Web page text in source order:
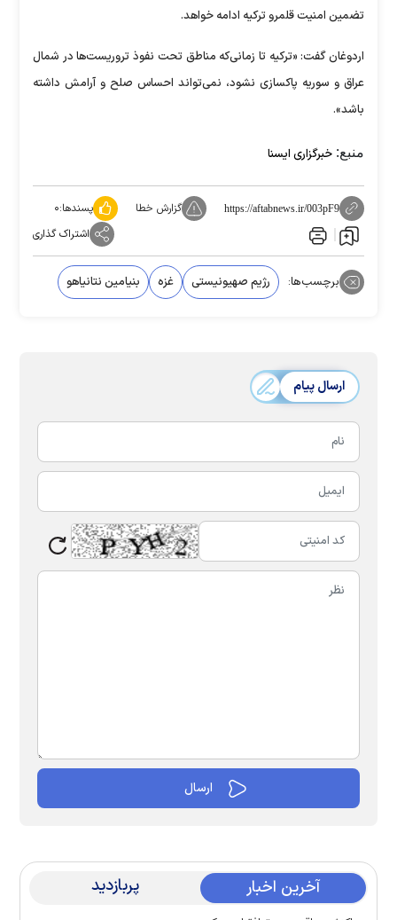
تضمین امنیت قلمرو ترکیه ادامه خواهد.
اردوغان گفت: «ترکیه تا زمانی‌که مناطق تحت نفوذ تروریست‌ها در شمال
عراق و سوریه پاکسازی نشود، نمی‌تواند احساس صلح و آرامش داشته
باشد».
منبع: خبرگزاری ایسنا
https://aftabnews.ir/003pF9 گزارش خطا پسندها:۰
اشتراک گذاری
برچسب‌ها: رژیم صهیونیستی غزه بنیامین نتانیاهو
ارسال پیام
آخرین اخبار پربازدید